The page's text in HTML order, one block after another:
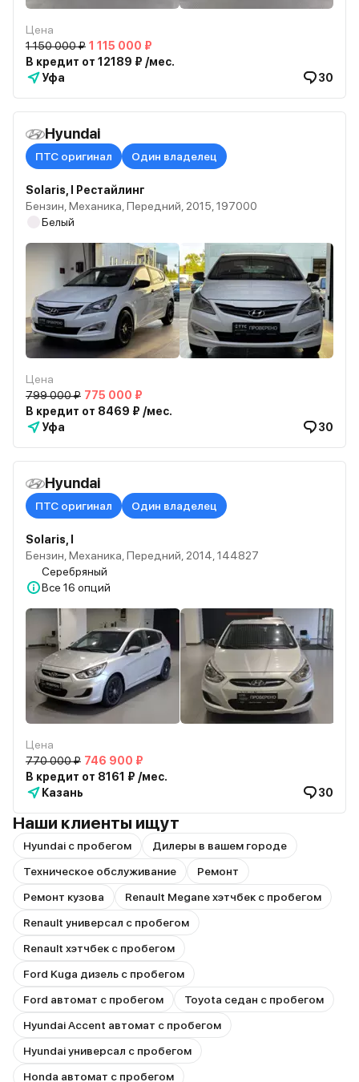
Цена
1 150 000 ₽ 1 115 000 ₽
В кредит от 12189 ₽ /мес.
Уфа
30
Hyundai
ПТС оригинал Один владелец
Solaris, I Рестайлинг
Бензин, Механика, Передний, 2015, 197000
Белый
Цена
799 000 ₽ 775 000 ₽
В кредит от 8469 ₽ /мес.
Уфа
30
Hyundai
ПТС оригинал Один владелец
Solaris, I
Бензин, Механика, Передний, 2014, 144827
Серебряный
Все 16 опций
Цена
770 000 ₽ 746 900 ₽
В кредит от 8161 ₽ /мес.
Казань
30
Наши клиенты ищут
Hyundai с пробегом
Дилеры в вашем городе
Техническое обслуживание
Ремонт
Ремонт кузова
Renault Megane хэтчбек с пробегом
Renault универсал с пробегом
Renault хэтчбек с пробегом
Ford Kuga дизель с пробегом
Ford автомат с пробегом
Toyota седан с пробегом
Hyundai Accent автомат с пробегом
Hyundai универсал с пробегом
Honda автомат с пробегом